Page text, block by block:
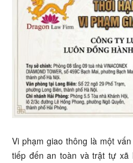
Vi phạm giao thông là một
tiếp đến an toàn và trật tự xã